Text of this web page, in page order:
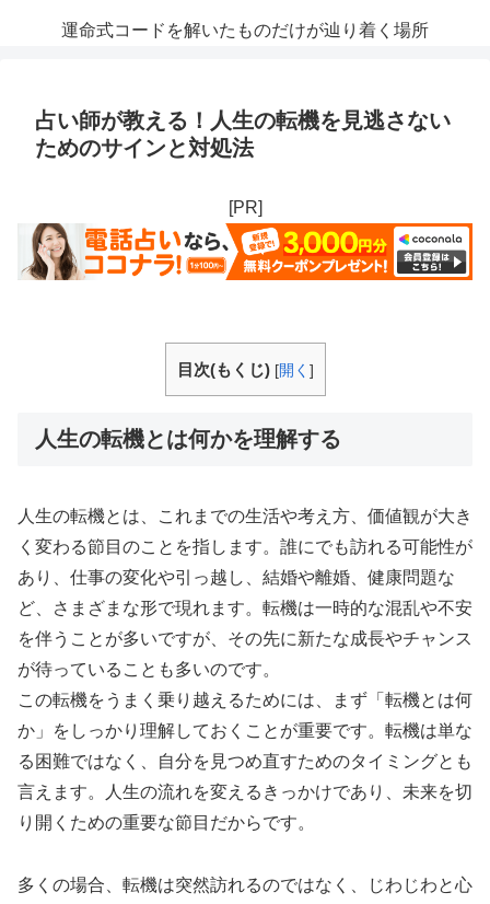
運命式コードを解いたものだけが辿り着く場所
占い師が教える！人生の転機を見逃さない
ためのサインと対処法
[PR]
目次(もくじ) [開く ]
人生の転機とは何かを理解する
人生の転機とは、これまでの生活や考え方、価値観が大き
く変わる節目のことを指します。誰にでも訪れる可能性が
あり、仕事の変化や引っ越し、結婚や離婚、健康問題な
ど、さまざまな形で現れます。転機は一時的な混乱や不安
を伴うことが多いですが、その先に新たな成長やチャンス
が待っていることも多いのです。
この転機をうまく乗り越えるためには、まず「転機とは何
か」をしっかり理解しておくことが重要です。転機は単な
る困難ではなく、自分を見つめ直すためのタイミングとも
言えます。人生の流れを変えるきっかけであり、未来を切
り開くための重要な節目だからです。
多くの場合、転機は突然訪れるのではなく、じわじわと心